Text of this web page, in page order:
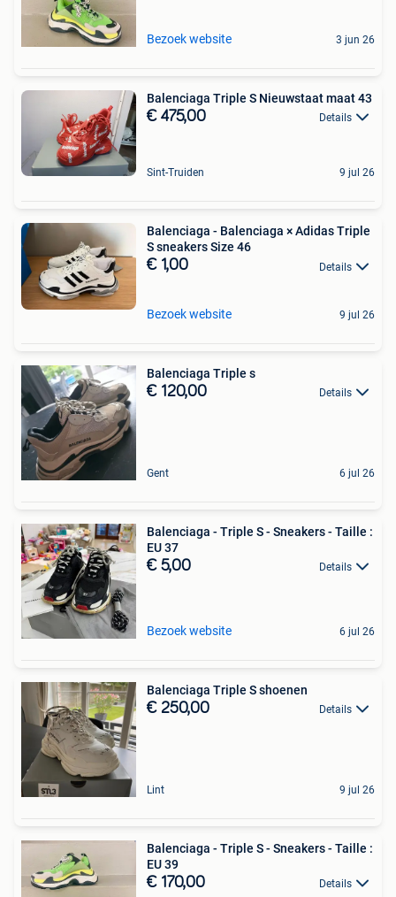
Bezoek website 3 jun 26
Balenciaga Triple S Nieuwstaat maat 43
€ 475,00 Details
Sint-Truiden 9 jul 26
Balenciaga - Balenciaga × Adidas Triple
S sneakers Size 46
€ 1,00 Details
Bezoek website 9 jul 26
Balenciaga Triple s
€ 120,00 Details
Gent 6 jul 26
Balenciaga - Triple S - Sneakers - Taille :
EU 37
€ 5,00 Details
Bezoek website 6 jul 26
Balenciaga Triple S shoenen
€ 250,00 Details
Lint 9 jul 26
Balenciaga - Triple S - Sneakers - Taille :
EU 39
€ 170,00 Details